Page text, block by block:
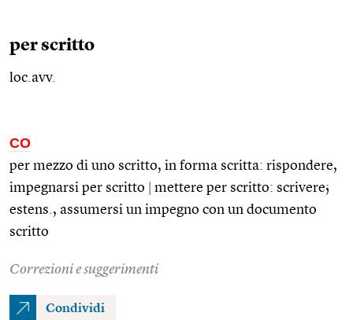
per scritto
loc.avv.
CO
per mezzo di uno scritto, in forma scritta: rispondere,
impegnarsi per scritto
mettere per scritto: scrivere;
estens. , assumersi un impegno con un documento
scritto
Correzioni e suggerimenti
Condividi